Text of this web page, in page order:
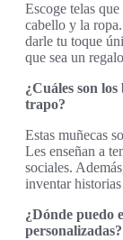
Escoge telas
cabello y la
darle tu toque
que sea un
¿Cuáles son
trapo?
Estas muñecas
Les enseñan a
sociales.
inventar
¿Dónde puedo
personalizadas?